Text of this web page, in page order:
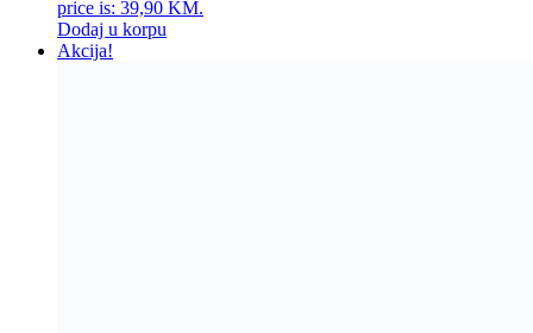
price is: 39,90 KM.
Dodaj u korpu
Akcija!